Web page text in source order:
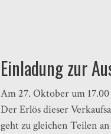
Einladung zur
Am 27. Oktober um
Der Erlös dieser
geht zu gleichen Teilen